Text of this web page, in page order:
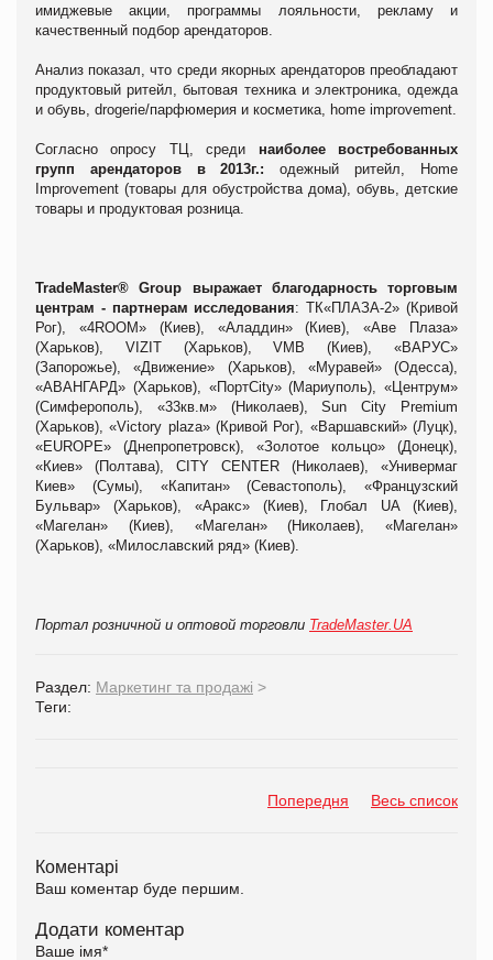
имиджевые акции, программы лояльности, рекламу и
качественный подбор арендаторов.
Анализ показал, что среди якорных арендаторов преобладают
продуктовый ритейл, бытовая техника и электроника, одежда
и обувь, drogerie/парфюмерия и косметика, home improvement
Согласно опросу ТЦ, среди наиболее востребованных
групп арендаторов в 2013г.: одежный ритейл, Home
Improvement (товары для обустройства дома), обувь, детские
товары и продуктовая розница.
TradeMaster® Group выражает благодарность
торговым
центрам - партнерам исследования:ТК«ПЛАЗА-2» (Кривой
Рог), «4ROOM» (Киев), «Аладдин» (Киев), «Аве Плаза»
(Харьков), VIZIT (Харьков), VMB (Киев), «ВАРУС»
(Запорожье), «Движение» (Харьков), «Муравей» (Одесса),
«АВАНГАРД» (Харьков), «ПортCity» (Мариуполь), «Центрум»
(Симферополь), «33кв. м» (Николаев), Sun City Premium
(Харьков), «Victory plaza» (Кривой Рог), «Варшавский» (Луцк),
«EUROPE» (Днепропетровск), «Золотое кольцо» (Донецк),
«Киев» (Полтава), CITY CENTER (Николаев), «Универмаг
Киев» (Сумы), «Капитан» (Севастополь), «Французский
Бульвар» (Харьков), «Аракс» (Киев), Глобал UA (Киев),
«Магелан» (Киев), «Магелан» (Николаев), «Магелан»
(Харьков), «Милославский ряд» (Киев).
Портал розничной и оптовой торговли TradeMaster.UA
Раздел: Маркетинг та продажі >
Теги:
Попередня Весь список
Коментарі
Ваш коментар буде першим.
Додати коментар
Ваше імя*